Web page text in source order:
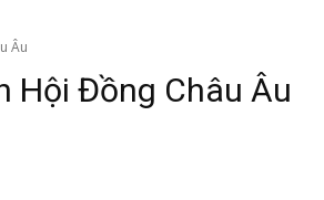
Âu
Hội Đồng Châu Âu